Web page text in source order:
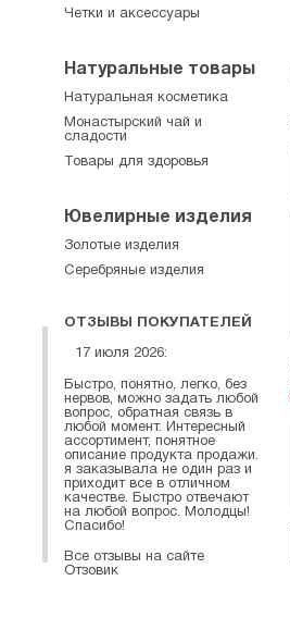
Четки и аксессуары
Натуральные товары
Натуральная косметика
Монастырский чай и
сладости
Товары для здоровья
Ювелирные изделия
Золотые изделия
Серебряные изделия
ОТЗЫВЫ ПОКУПАТЕЛЕЙ
17 июля 2026:
Быстро, понятно, легко, без
нервов, можно задать любой
вопрос, обратная связь в
любой момент. Интересный
ассортимент, понятное
описание продукта продажи.
я заказывала не один раз и
приходит все в отличном
качестве. Быстро отвечают
на любой вопрос. Молодцы!
Спасибо!
Все отзывы на сайте
Отзовик